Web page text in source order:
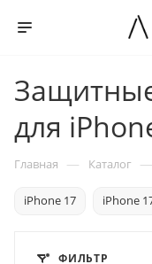
для
Главная — Каталог —
iPhone 17 iPhone
ФИЛЬТР